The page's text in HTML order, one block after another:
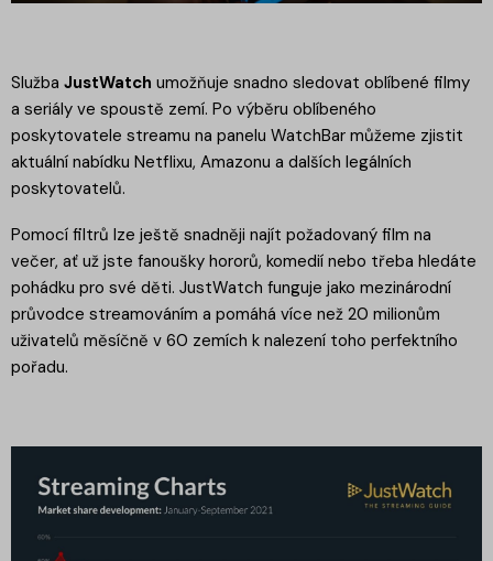
Služba JustWatch umožňuje snadno sledovat oblíbené filmy
a seriály ve spoustě zemí. Po výběru oblíbeného
poskytovatele streamu na panelu WatchBar můžeme zjistit
aktuální nabídku Netflixu, Amazonu a dalších legálních
poskytovatelů.
Pomocí filtrů lze ještě snadněji najít požadovaný film na
večer, ať už jste fanoušky hororů, komedií nebo třeba hledáte
pohádku pro své děti. JustWatch funguje jako mezinárodní
průvodce streamováním a pomáhá více než 20 milionům
uživatelů měsíčně v 60 zemích k nalezení toho perfektního
pořadu.